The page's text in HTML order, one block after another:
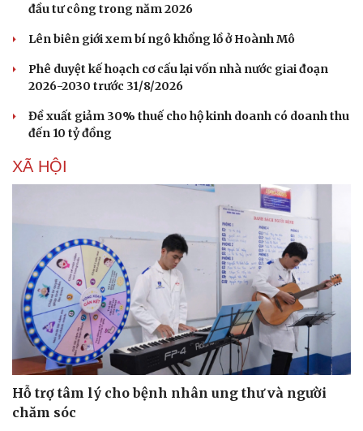
đầu tư công trong năm 2026
Lên biên giới xem bí ngô khổng lồ ở Hoành Mô
Phê duyệt kế hoạch cơ cấu lại vốn nhà nước giai đoạn
2026-2030 trước 31/8/2026
Đề xuất giảm 30% thuế cho hộ kinh doanh có doanh thu
đến 10 tỷ đồng
XÃ HỘI
Hỗ trợ tâm lý cho bệnh nhân ung thư và người
chăm sóc